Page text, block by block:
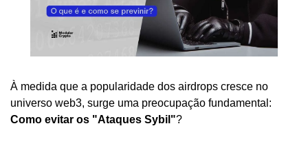
À medida que a popularidade dos airdrops cresce no
Como evitar os "Ataques Sybil"?